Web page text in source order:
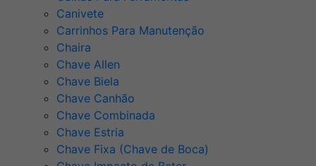
Canivete
Carrinhos Para Manutenção
Chaira
Chave Allen
Chave Biela
Chave Canhão
Chave Combinada
Chave Estria
Chave Fixa (Chave de Boca)